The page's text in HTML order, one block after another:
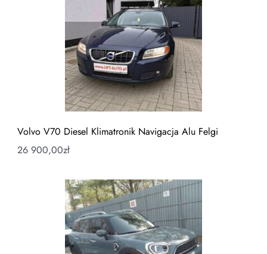
Volvo V70 Diesel Klimatronik Navigacja Alu Felgi
26 900,00zł